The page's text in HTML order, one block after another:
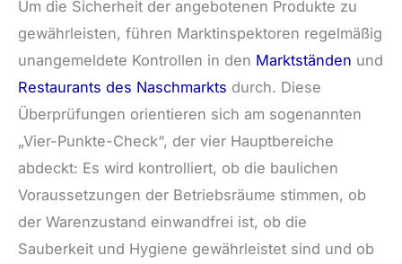
Um die Sicherheit der angebotenen Produkte zu
gewährleisten, führen Marktinspektoren regelmäßig
unangemeldete Kontrollen in den Marktständen und
Restaurants des Naschmarkts durch. Diese
Überprüfungen orientieren sich am sogenannten
„Vier-Punkte-Check“, der vier Hauptbereiche
abdeckt: Es wird kontrolliert, ob die baulichen
Voraussetzungen der Betriebsräume stimmen, ob
der Warenzustand einwandfrei ist, ob die
Sauberkeit und Hygiene gewährleistet sind und ob